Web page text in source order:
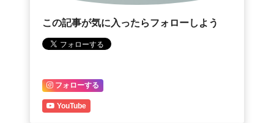
この記事が気に入ったらフォローしよう
フォローする
YouTube